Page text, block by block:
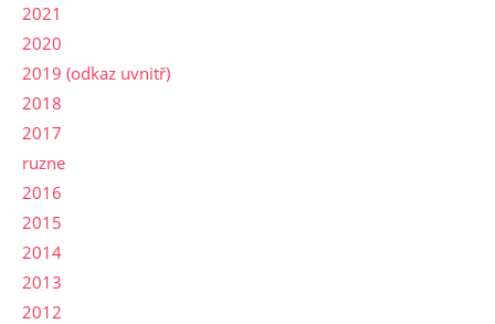
2021
2020
2019 (odkaz uvnitř)
2018
2017
ruzne
2016
2015
2014
2013
2012